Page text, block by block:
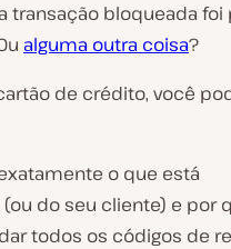
transação bloqueada foi
alguma outra coisa?
de crédito, você
o que está
do seu cliente) e por
todos os códigos de